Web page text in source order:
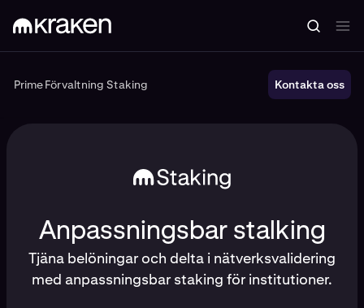
PrimeFörvaltning Staking Kontakta oss
Staking
Anpassningsbar stalking
Tjäna belöningar och delta i nätverksvalidering
med anpassningsbar staking för institutioner.